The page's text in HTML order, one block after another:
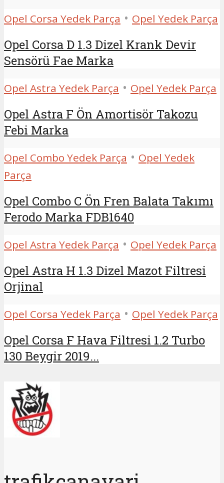
Opel Corsa Yedek Parça • Opel Yedek Parça
Opel Corsa D 1.3 Dizel Krank Devir
Sensörü Fae Marka
Opel Astra Yedek Parça • Opel Yedek Parça
Opel Astra F Ön Amortisör Takozu
Febi Marka
Opel Combo Yedek Parça • Opel Yedek
Parça
Opel Combo C Ön Fren Balata Takımı
Ferodo Marka FDB1640
Opel Astra Yedek Parça • Opel Yedek Parça
Opel Astra H 1.3 Dizel Mazot Filtresi
Orjinal
Opel Corsa Yedek Parça • Opel Yedek Parça
Opel Corsa F Hava Filtresi 1.2 Turbo
130 Beygir 2019...